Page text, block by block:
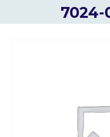
7024-